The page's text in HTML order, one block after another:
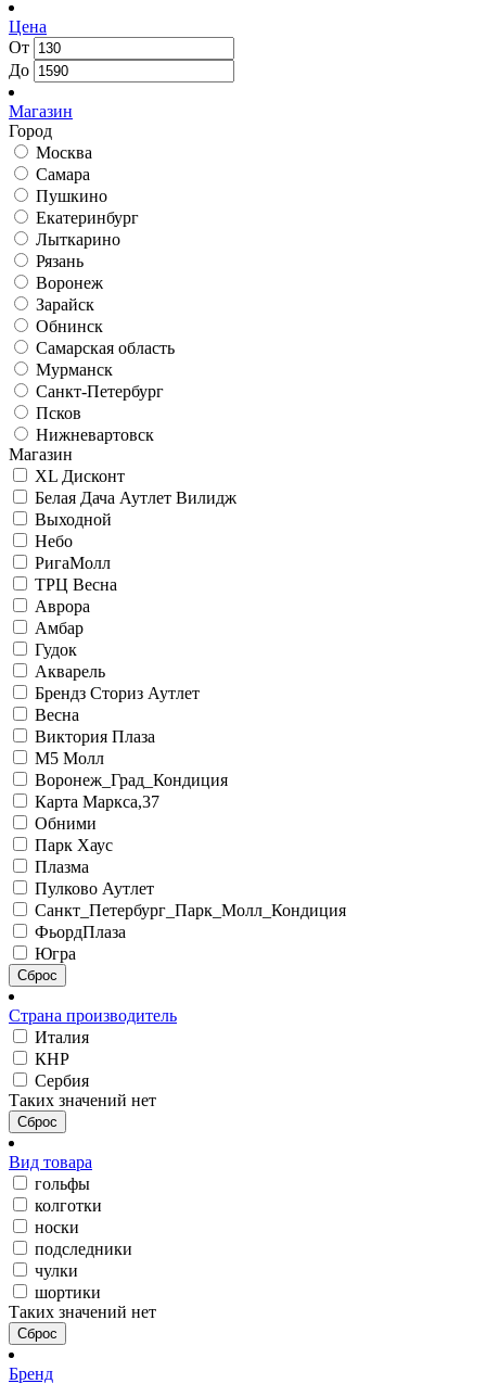
Цена
От
До
Магазин
Город
Москва
Самара
Пушкино
Екатеринбург
Лыткарино
Рязань
Воронеж
Зарайск
Обнинск
Самарская область
Мурманск
Санкт-Петербург
Псков
Нижневартовск
Магазин
XL Дисконт
Белая Дача Аутлет Вилидж
Выходной
Небо
РигаМолл
ТРЦ Весна
Аврора
Амбар
Гудок
Акварель
Брендз Сториз Аутлет
Весна
Виктория Плаза
М5 Молл
Воронеж_Град_Кондиция
Карта Маркса,37
Обними
Парк Хаус
Плазма
Пулково Аутлет
Санкт_Петербург_Парк_Молл_Кондиция
ФьордПлаза
Югра
Сброс
Страна производитель
Италия
КНР
Сербия
Таких значений нет
Сброс
Вид товара
гольфы
колготки
носки
подследники
чулки
шортики
Таких значений нет
Сброс
Бренд